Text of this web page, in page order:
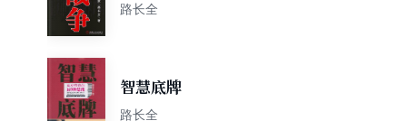
路长全
智慧底牌
路长全